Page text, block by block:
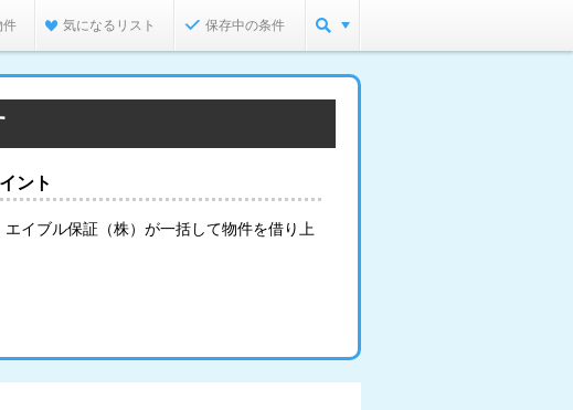
件 気になるリスト 保存中の条件
ント
イブル保証（株）が一括して物件を借り上